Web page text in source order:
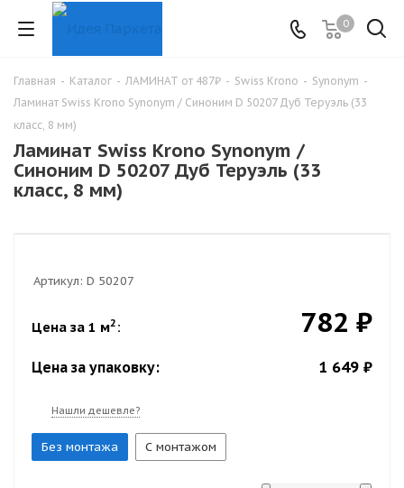
0
Главная - Каталог - ЛАМИНАТ от 487₽ - Swiss Krono - Synonym -
Ламинат Swiss Krono Synonym / Синоним D 50207 Дуб Теруэль (33
класс, 8 мм)
Ламинат Swiss Krono Synonym /
Синоним D 50207 Дуб Теруэль (33
класс, 8 мм)
Артикул: D 50207
Цена за 1 м2 : 782 ₽
Цена за упаковку: 1 649 ₽
Нашли дешевле?
Без монтажа С монтажом